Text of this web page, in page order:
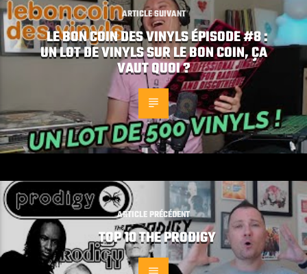
ARTICLE SUIVANT
LE BON COIN DES VINYLS ÉPISODE #8 :
UN LOT DE VINYLS SUR LE BON COIN, ÇA
VAUT QUOI ?
ARTICLE PRÉCÉDENT
TOP 10 THE PRODIGY